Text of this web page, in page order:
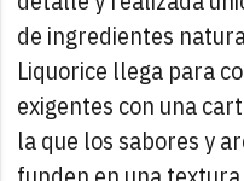
de ingredientes
Liquorice llega para
exigentes con una
la que los sabores y